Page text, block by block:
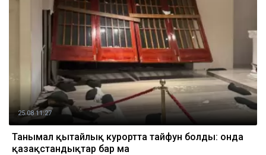
25.08 11:27
Танымал қытайлық курортта тайфун болды: онда
қазақстандықтар бар ма